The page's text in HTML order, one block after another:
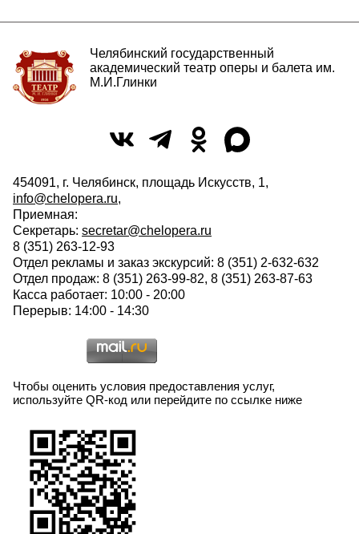
Челябинский государственный
академический театр оперы и балета им.
М.И.Глинки
454091, г. Челябинск, площадь Искусств, 1,
info@chelopera.ru,
Приемная:
Секретарь: secretar@chelopera.ru
8 (351) 263-12-93
Отдел рекламы и заказ экскурсий: 8 (351) 2-632-632
Отдел продаж: 8 (351) 263-99-82, 8 (351) 263-87-63
Касса работает: 10:00 - 20:00
Перерыв: 14:00 - 14:30
Чтобы оценить условия предоставления услуг,
используйте QR-код или перейдите по ссылке ниже